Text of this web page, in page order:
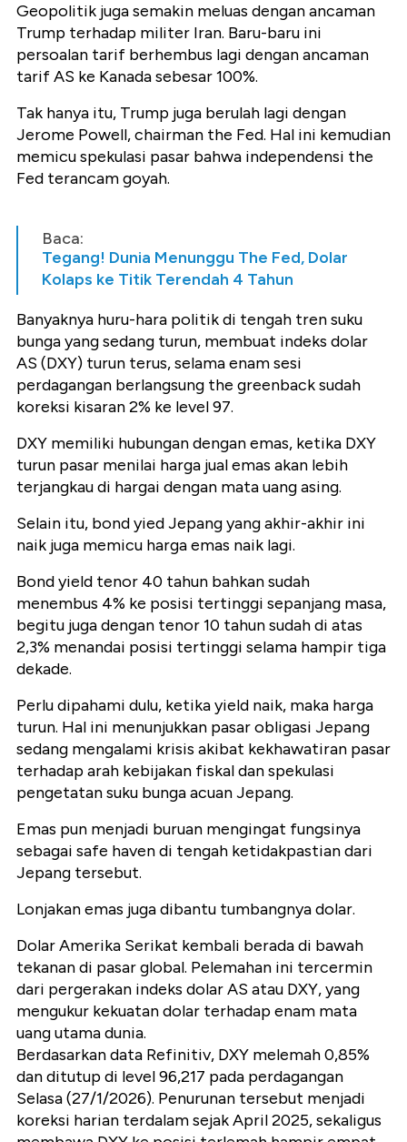
Geopolitik juga semakin meluas dengan ancaman
Trump terhadap militer Iran. Baru-baru ini
persoalan tarif berhembus lagi dengan ancaman
tarif AS ke Kanada sebesar 100%.
Tak hanya itu, Trump juga berulah lagi dengan
Jerome Powell, chairman the Fed. Hal ini kemudian
memicu spekulasi pasar bahwa independensi the
Fed terancam goyah.
Baca:
Tegang! Dunia Menunggu The Fed, Dolar
Kolaps ke Titik Terendah 4 Tahun
Banyaknya huru-hara politik di tengah tren suku
bunga yang sedang turun, membuat indeks dolar
AS (DXY) turun terus, selama enam sesi
perdagangan berlangsung the greenback sudah
koreksi kisaran 2% ke level 97.
DXY memiliki hubungan dengan emas, ketika DXY
turun pasar menilai harga jual emas akan lebih
terjangkau di hargai dengan mata uang asing.
Selain itu, bond yied Jepang yang akhir-akhir ini
naik juga memicu harga emas naik lagi.
Bond yield tenor 40 tahun bahkan sudah
menembus 4% ke posisi tertinggi sepanjang masa,
begitu juga dengan tenor 10 tahun sudah di atas
2,3% menandai posisi tertinggi selama hampir tiga
dekade.
Perlu dipahami dulu, ketika yield naik, maka harga
turun. Hal ini menunjukkan pasar obligasi Jepang
sedang mengalami krisis akibat kekhawatiran pasar
terhadap arah kebijakan fiskal dan spekulasi
pengetatan suku bunga acuan Jepang.
Emas pun menjadi buruan mengingat fungsinya
sebagai safe haven di tengah ketidakpastian dari
Jepang tersebut.
Lonjakan emas juga dibantu tumbangnya dolar.
Dolar Amerika Serikat kembali berada di bawah
tekanan di pasar global. Pelemahan ini tercermin
dari pergerakan indeks dolar AS atau DXY, yang
mengukur kekuatan dolar terhadap enam mata
uang utama dunia.
Berdasarkan data Refinitiv, DXY melemah 0,85%
dan ditutup di level 96,217 pada perdagangan
Selasa (27/1/2026). Penurunan tersebut menjadi
koreksi harian terdalam sejak April 2025, sekaligus